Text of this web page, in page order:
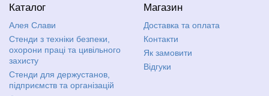
Каталог
Алея Слави
Стенди з техніки безпеки,
охорони праці та цивільного
захисту
Стенди для держустанов,
підприємств та організацій
Магазин
Доставка та оплата
Контакти
Як замовити
Відгуки